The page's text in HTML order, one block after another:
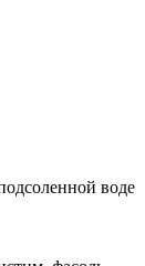
воде